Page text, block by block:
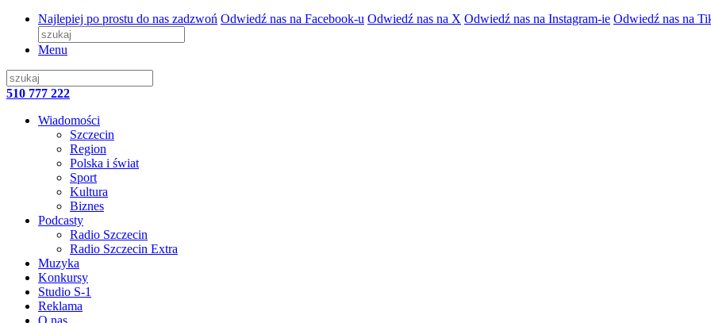
Najlepiej po prostu do nas zadzwoń Odwiedź nas na Facebook-u Odwiedź nas na X Odwiedź nas na Instagram-ie Odwiedź nas na
Menu
510 777 222
Wiadomości
Szczecin
Region
Polska i świat
Sport
Kultura
Biznes
Podcasty
Radio Szczecin
Radio Szczecin Extra
Muzyka
Konkursy
Studio S-1
Reklama